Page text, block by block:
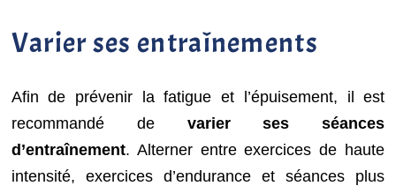
Varier ses entraînements
Afin de prévenir la fatigue et l’épuisement, il est
recommandé de varier ses séances
d’entraînement. Alterner entre exercices de haute
intensité, exercices d’endurance et séances plus